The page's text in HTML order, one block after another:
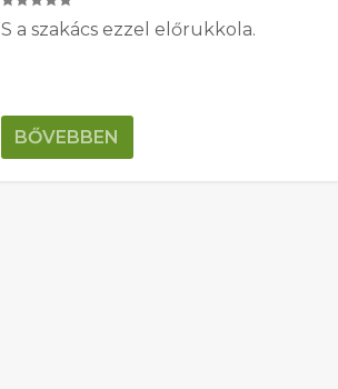
S a szakács ezzel előrukkola.
BŐVEBBEN